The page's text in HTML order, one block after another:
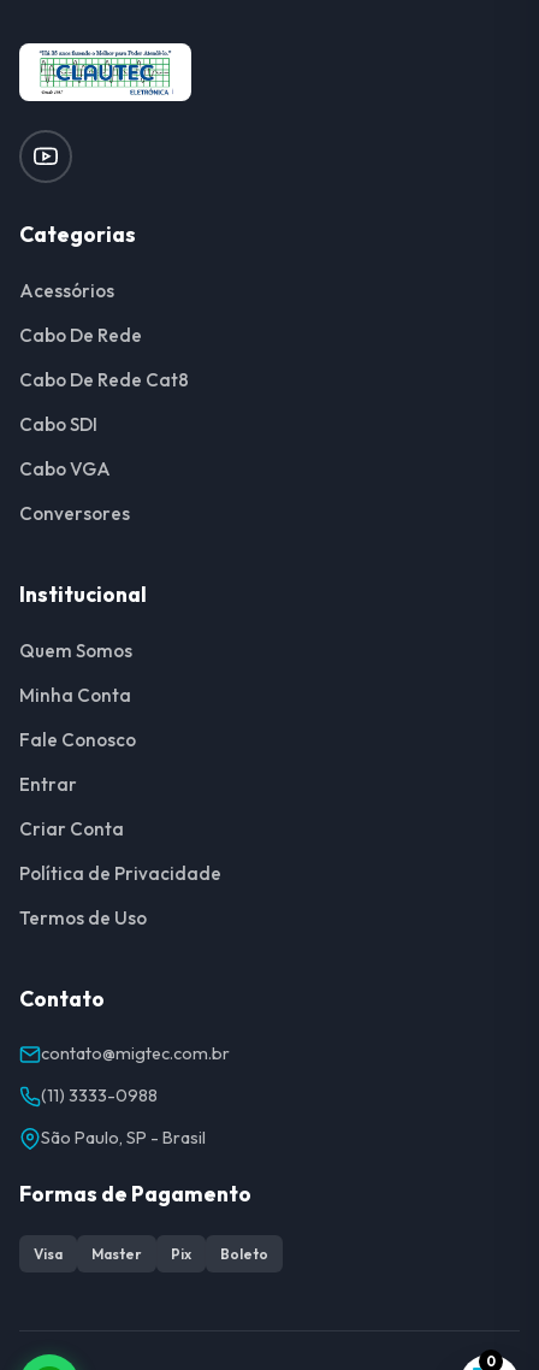
Categorias
Acessórios
Cabo De Rede
Cabo De Rede Cat8
Cabo SDI
Cabo VGA
Conversores
Institucional
Quem Somos
Minha Conta
Fale Conosco
Entrar
Criar Conta
Política de Privacidade
Termos de Uso
Contato
contato@migtec.com.br
(11) 3333-0988
São Paulo, SP - Brasil
Formas de Pagamento
Visa Master Pix Boleto
0